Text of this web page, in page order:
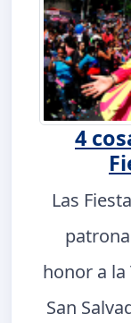
4
Las
honor a la
San